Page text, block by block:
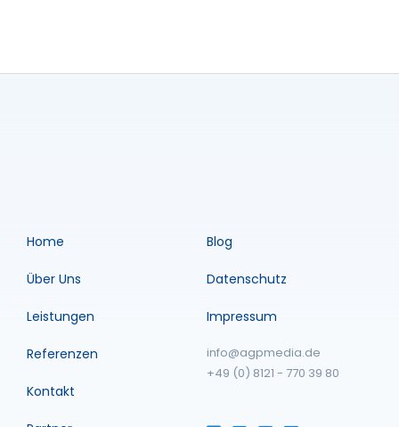
Home
Über Uns
Leistungen
Referenzen
Kontakt
Blog
Datenschutz
Impressum
info@agpmedia.de
+49 (0) 8121 - 770 39 80